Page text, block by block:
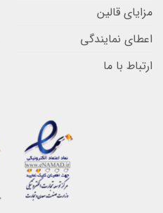
مزایای قالین
اعطای نمایندگی
ارتباط با ما